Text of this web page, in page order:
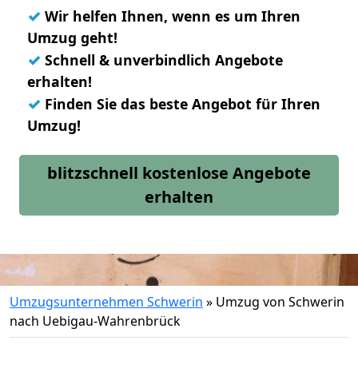
✓ Wir helfen Ihnen, wenn es um Ihren
Umzug geht!
✓ Schnell & unverbindlich Angebote
erhalten!
✓ Finden Sie das beste Angebot für Ihren
Umzug!
blitzschnell kostenlose Angebote
erhalten
Umzugsunternehmen Schwerin » Umzug von Schwerin
nach Uebigau-Wahrenbrück